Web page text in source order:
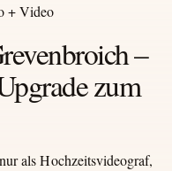
+ Video
–
zum
als Hochzeitsvideograf,